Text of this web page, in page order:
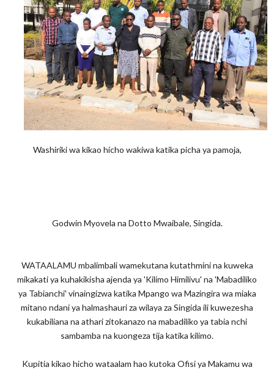
Washiriki wa kikao hicho wakiwa katika picha ya pamoja,
Godwin Myovela na Dotto Mwaibale, Singida.
WATAALAMU mbalimbali wamekutana kutathmini na kuweka
mikakati ya kuhakikisha ajenda ya 'Kilimo Himilivu' na 'Mabadiliko
ya Tabianchi' vinaingizwa katika Mpango wa Mazingira wa miaka
mitano ndani ya halmashauri za wilaya za Singida ili kuwezesha
kukabiliana na athari zitokanazo na mabadiliko ya tabia nchi
sambamba na kuongeza tija katika kilimo.
Kupitia kikao hicho wataalam hao kutoka Ofisi ya Makamu wa